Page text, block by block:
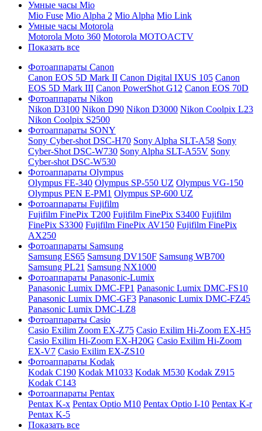
Умные часы Mio
Mio Fuse Mio Alpha 2 Mio Alpha Mio Link
Умные часы Motorola
Motorola Moto 360 Motorola MOTOACTV
Показать все
Фотоаппараты Canon
Canon EOS 5D Mark II Canon Digital IXUS 105 Canon
EOS 5D Mark III Canon PowerShot G12 Canon EOS 70D
Фотоаппараты Nikon
Nikon D3100 Nikon D90 Nikon D3000 Nikon Coolpix L23
Nikon Coolpix S2500
Фотоаппараты SONY
Sony Cyber-shot DSC-H70 Sony Alpha SLT-A58 Sony
Cyber-Shot DSC-W730 Sony Alpha SLT-A55V Sony
Cyber-shot DSC-W530
Фотоаппараты Olympus
Olympus FE-340 Olympus SP-550 UZ Olympus VG-150
Olympus PEN E-PM1 Olympus SP-600 UZ
Фотоаппараты Fujifilm
Fujifilm FinePix T200 Fujifilm FinePix S3400 Fujifilm
FinePix S3300 Fujifilm FinePix AV150 Fujifilm FinePix
AX250
Фотоаппараты Samsung
Samsung ES65 Samsung DV150F Samsung WB700
Samsung PL21 Samsung NX1000
Фотоаппараты Panasonic-Lumix
Panasonic Lumix DMC-FP1 Panasonic Lumix DMC-FS10
Panasonic Lumix DMC-GF3 Panasonic Lumix DMC-FZ45
Panasonic Lumix DMC-LZ8
Фотоаппараты Casio
Casio Exilim Zoom EX-Z75 Casio Exilim Hi-Zoom EX-H5
Casio Exilim Hi-Zoom EX-H20G Casio Exilim Hi-Zoom
EX-V7 Casio Exilim EX-ZS10
Фотоаппараты Kodak
Kodak C190 Kodak M1033 Kodak M530 Kodak Z915
Kodak C143
Фотоаппараты Pentax
Pentax K-x Pentax Optio M10 Pentax Optio I-10 Pentax K-r
Pentax K-5
Показать все